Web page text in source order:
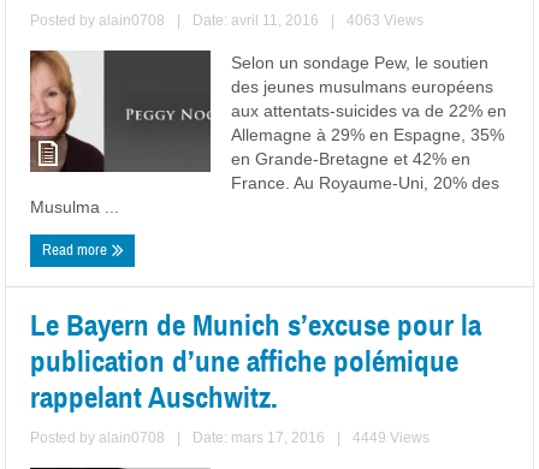
Posted byalain0708 Date: avril 11, 2016 4063 Views
Selon un sondage Pew, le soutien
des jeunes musulmans européens
aux attentats-suicides va de 22% en
Allemagne à 29% en Espagne, 35%
en Grande-Bretagne et 42% en
France. Au Royaume-Uni, 20% des
Musulma ...
Read more
Le Bayern de Munich s’excuse pour la
publication d’une affiche polémique
rappelant Auschwitz.
Posted byalain0708 Date: mars 17, 2016 4449 Views